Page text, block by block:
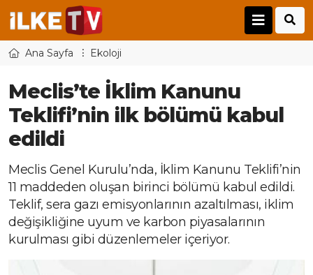
Ana Sayfa Ekoloji
Meclis’te İklim Kanunu
Teklifi’nin ilk bölümü kabul
edildi
Meclis Genel Kurulu’nda, İklim Kanunu Teklifi’nin
11 maddeden oluşan birinci bölümü kabul edildi.
Teklif, sera gazı emisyonlarının azaltılması, iklim
değişikliğine uyum ve karbon piyasalarının
kurulması gibi düzenlemeler içeriyor.